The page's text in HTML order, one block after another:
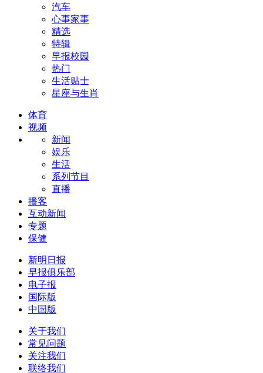
汽车
心事家事
精选
特辑
早报校园
热门
生活贴士
星座与生肖
体育
视频
新闻
娱乐
生活
系列节目
直播
播客
互动新闻
专题
保健
新明日报
早报俱乐部
电子报
国际版
中国版
关于我们
常见问题
关注我们
联络我们